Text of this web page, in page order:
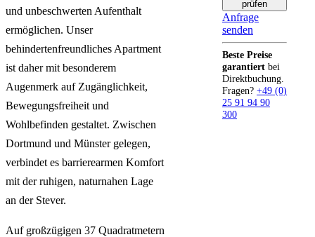
und unbeschwerten Aufenthalt
ermöglichen. Unser
behindertenfreundliches Apartment
ist daher mit besonderem
Augenmerk auf Zugänglichkeit,
Bewegungsfreiheit und
Wohlbefinden gestaltet. Zwischen
Dortmund und Münster gelegen,
verbindet es barrierearmen Komfort
mit der ruhigen, naturnahen Lage
an der Stever.
Auf großzügigen 37 Quadratmetern
prüfen
Anfrage
senden
Beste Preise
garantiert bei
Direktbuchung.
Fragen? +49 (0)
25 91 94 90
300